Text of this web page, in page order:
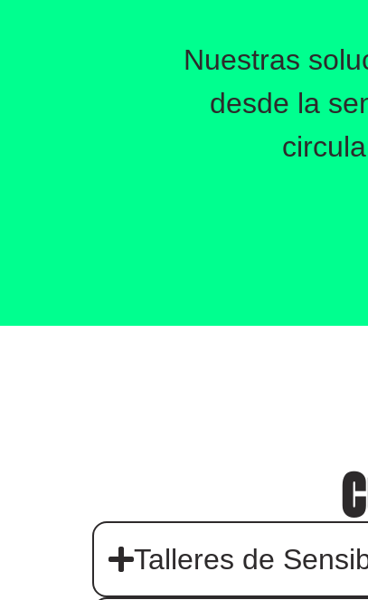
Nuestras
desde la
Talleres de